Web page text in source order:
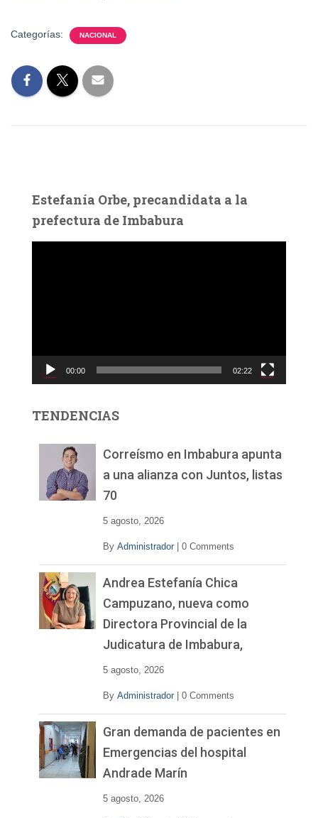
Categorías: NACIONAL
Estefanía Orbe, precandidata a la
prefectura de Imbabura
c
d
00:00 02:22
TENDENCIAS
Correísmo en Imbabura apunta
a una alianza con Juntos, listas
70
5 agosto, 2026
By Administrador 0 Comments
Andrea Estefanía Chica
Campuzano, nueva como
Directora Provincial de la
Judicatura de Imbabura,
5 agosto, 2026
By Administrador 0 Comments
Gran demanda de pacientes en
Emergencias del hospital
Andrade Marín
5 agosto, 2026